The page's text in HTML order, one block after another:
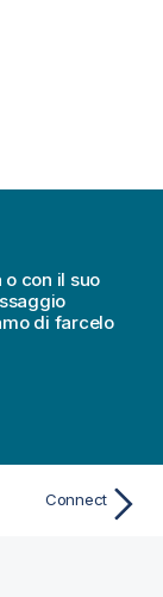
con il suo
di farcelo
Connect